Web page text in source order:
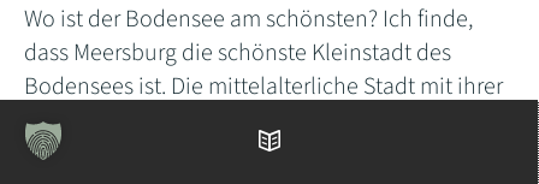
Wo ist der Bodensee am schönsten? Ich finde,
dass Meersburg die schönste Kleinstadt des
Bodensees ist. Die mittelalterliche Stadt mit ihrer
direkten Lage am Bodensee und den malerischen
Weinbergen ist ideales Ausflugsziel am Bodensee.
Inhaltsverzeichnis